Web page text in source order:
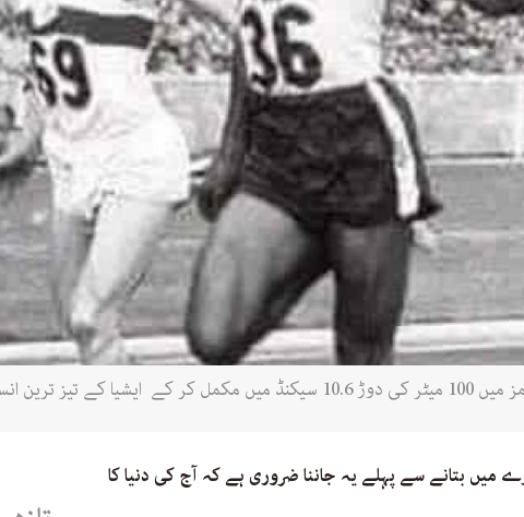
میں بتانے سے پہلے یہ جاننا ضروری ہے کہ آج کی دنیا کا